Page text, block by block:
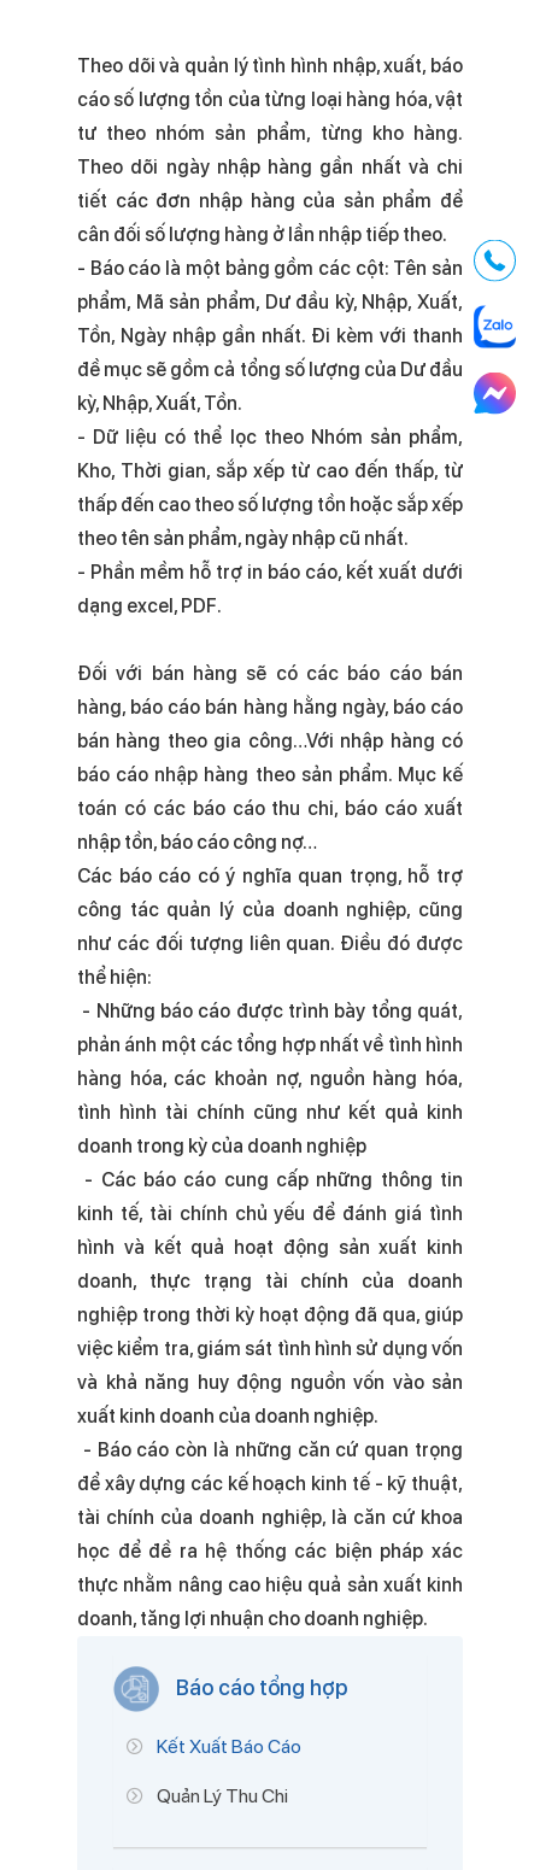
Theo dõi và quản lý tình hình nhập, xuất, báo
cáo số lượng tồn của từng loại hàng hóa, vật
tư theo nhóm sản phẩm, từng kho hàng.
Theo dõi ngày nhập hàng gần nhất và chi
tiết các đơn nhập hàng của sản phẩm để
cân đối số lượng hàng ở lần nhập tiếp theo.
- Báo cáo là một bảng gồm các cột: Tên sản
phẩm, Mã sản phẩm, Dư đầu kỳ, Nhập, Xuất,
Tồn, Ngày nhập gần nhất. Đi kèm với thanh
đề mục sẽ gồm cả tổng số lượng của Dư đầu
kỳ, Nhập, Xuất, Tồn.
- Dữ liệu có thể lọc theo Nhóm sản phẩm,
Kho, Thời gian, sắp xếp từ cao đến thấp, từ
thấp đến cao theo số lượng tồn hoặc sắp xếp
theo tên sản phẩm, ngày nhập cũ nhất.
- Phần mềm hỗ trợ in báo cáo, kết xuất dưới
dạng excel, PDF.
Đối với bán hàng sẽ có các báo cáo bán
hàng, báo cáo bán hàng hằng ngày, báo cáo
bán hàng theo gia công…Với nhập hàng có
báo cáo nhập hàng theo sản phẩm. Mục kế
toán có các báo cáo thu chi, báo cáo xuất
nhập tồn, báo cáo công nợ…
Các báo cáo có ý nghĩa quan trọng, hỗ trợ
công tác quản lý của doanh nghiệp, cũng
như các đối tượng liên quan. Điều đó được
thể hiện:
- Những báo cáo được trình bày tổng quát,
phản ánh một các tổng hợp nhất về tình hình
hàng hóa, các khoản nợ, nguồn hàng hóa,
tình hình tài chính cũng như kết quả kinh
doanh trong kỳ của doanh nghiệp
- Các báo cáo cung cấp những thông tin
kinh tế, tài chính chủ yếu để đánh giá tình
hình và kết quả hoạt động sản xuất kinh
doanh, thực trạng tài chính của doanh
nghiệp trong thời kỳ hoạt động đã qua, giúp
việc kiểm tra, giám sát tình hình sử dụng vốn
và khả năng huy động nguồn vốn vào sản
xuất kinh doanh của doanh nghiệp.
- Báo cáo còn là những căn cứ quan trọng
để xây dựng các kế hoạch kinh tế - kỹ thuật,
tài chính của doanh nghiệp, là căn cứ khoa
học để đề ra hệ thống các biện pháp xác
thực nhằm nâng cao hiệu quả sản xuất kinh
doanh, tăng lợi nhuận cho doanh nghiệp.
Báo cáo tổng hợp
Kết Xuất Báo Cáo
Quản Lý Thu Chi